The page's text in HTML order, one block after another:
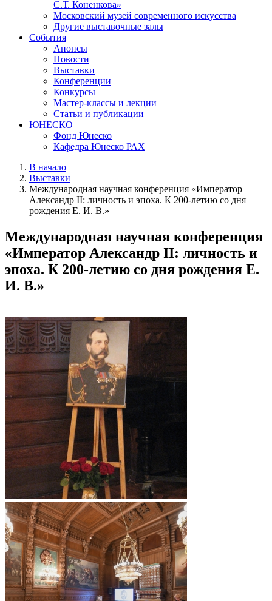
С.Т. Коненкова»
Московский музей современного искусства
Другие выставочные залы
События
Анонсы
Новости
Выставки
Конференции
Конкурсы
Мастер-классы и лекции
Статьи и публикации
ЮНЕСКО
Фонд Юнеско
Кафедра Юнеско РАХ
В начало
Выставки
Международная научная конференция «Император
Александр II: личность и эпоха. К 200-летию со дня
рождения Е. И. В.»
Международная научная конференция
«Император Александр II: личность и
эпоха. К 200-летию со дня рождения Е.
И. В.»